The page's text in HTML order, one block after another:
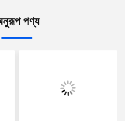
পণ্য